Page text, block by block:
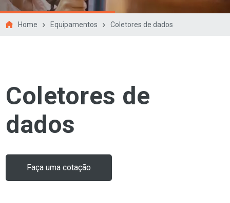
Home Equipamentos Coletores de dados
Coletores de
dados
Faça uma cotação